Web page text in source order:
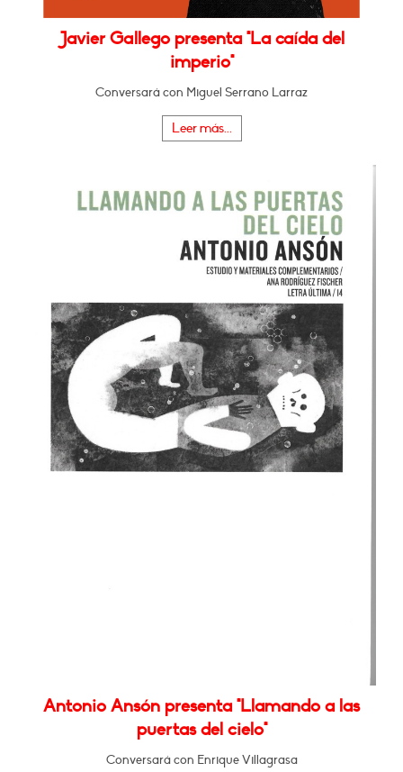
Javier Gallego presenta "La caída del
imperio"
Conversará con Miguel Serrano Larraz
Leer más...
Antonio Ansón presenta "Llamando a las
puertas del cielo"
Conversará con Enrique Villagrasa